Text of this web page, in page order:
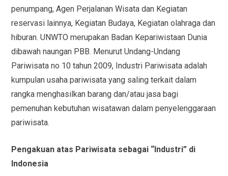
penumpang, Agen Perjalanan Wisata dan Kegiatan
reservasi lainnya, Kegiatan Budaya, Kegiatan olahraga dan
hiburan. UNWTO merupakan Badan Kepariwistaan Dunia
dibawah naungan PBB. Menurut Undang-Undang
Pariwisata no 10 tahun 2009, Industri Pariwisata adalah
kumpulan usaha pariwisata yang saling terkait dalam
rangka menghasilkan barang dan/atau jasa bagi
pemenuhan kebutuhan wisatawan dalam penyelenggaraan
pariwisata.
Pengakuan atas Pariwisata sebagai “Industri” di
Indonesia